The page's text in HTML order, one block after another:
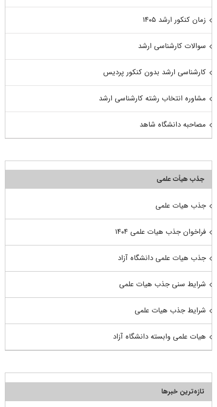
زمان کنکور ارشد ۱۴۰۵
سوالات کارشناسی ارشد
کارشناسی ارشد بدون کنکور پردیس
مشاوره انتخاب رشته کارشناسی ارشد
مصاحبه دانشگاه شاهد
جذب هیأت علمی
جذب هیات علمی
فراخوان جذب هیات علمی ۱۴۰۴
جذب هیات علمی دانشگاه آزاد
شرایط سنی جذب هیات علمی
شرایط جذب هیات علمی
هیات علمی وابسته دانشگاه آزاد
تازه‌ترین خبرها